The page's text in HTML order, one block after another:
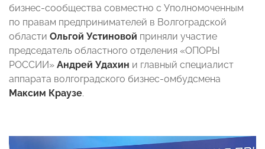
бизнес-сообщества совместно с Уполномоченным
по правам предпринимателей в Волгоградской
области Ольгой Устиновой приняли участие
председатель областного отделения «ОПОРЫ
РОССИИ» Андрей Удахин и главный специалист
аппарата волгоградского бизнес-омбудсмена
Максим Краузе.